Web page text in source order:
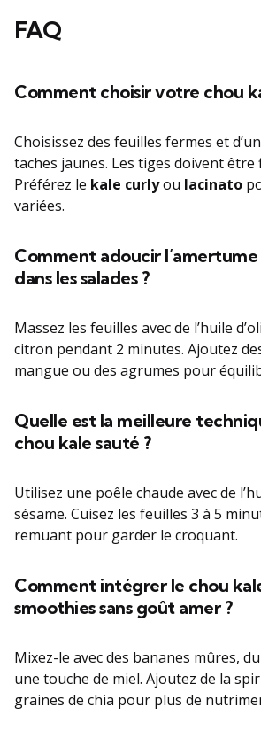
FAQ
Comment choisir votre chou
Choisissez des feuilles fermes et
taches jaunes. Les tiges doivent être
Préférez le kale curlyou lacinato
variées.
Comment adoucir
dans les salades ?
Massez les feuilles avec de l’huile
citron pendant 2 minutes. Ajoutez
mangue ou des agrumes pour
Quelle est la meilleure
chou kale sauté ?
Utilisez une poêle chaude avec de
sésame. Cuisez les feuilles 3 à 5
remuant pour garder le croquant.
Comment intégrer le chou
smoothies sans goût amer ?
Mixez-le avec des bananes mûres,
une touche de miel. Ajoutez de la
graines de chia pour plus de